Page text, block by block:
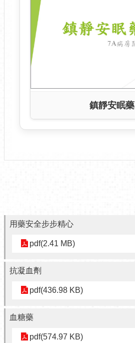
鎮靜安眠藥
用藥安全步步精心
pdf(2.41 MB)
抗凝血劑
pdf(436.98 KB)
血糖藥
pdf(574.97 KB)